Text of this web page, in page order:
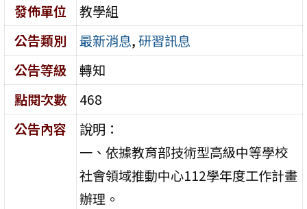
發佈單位
教學組
公告類別
最新消息,研習訊息
公告等級
轉知
點閱次數
468
公告內容
說明：
一、依據教育部技術型高級中等學校
社會領域推動中心112學年度工作計畫
辦理。